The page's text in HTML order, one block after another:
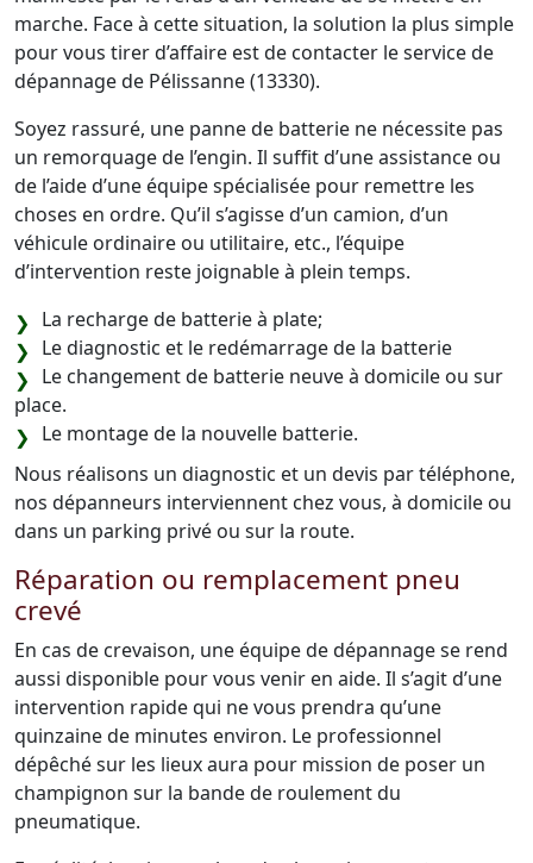
marche. Face à cette situation, la solution la plus simple
pour vous tirer d’affaire est de contacter le service de
dépannage de Pélissanne (13330).
Soyez rassuré, une panne de batterie ne nécessite pas
un remorquage de l’engin. Il suffit d’une assistance ou
de l’aide d’une équipe spécialisée pour remettre les
choses en ordre. Qu’il s’agisse d’un camion, d’un
véhicule ordinaire ou utilitaire, etc., l’équipe
d’intervention reste joignable à plein temps.
La recharge de batterie à plate;
Le diagnostic et le redémarrage de la batterie
Le changement de batterie neuve à domicile ou sur
place.
Le montage de la nouvelle batterie.
Nous réalisons un diagnostic et un devis par téléphone,
nos dépanneurs interviennent chez vous, à domicile ou
dans un parking privé ou sur la route.
Réparation ou remplacement pneu
crevé
En cas de crevaison, une équipe de dépannage se rend
aussi disponible pour vous venir en aide. Il s’agit d’une
intervention rapide qui ne vous prendra qu’une
quinzaine de minutes environ. Le professionnel
dépêché sur les lieux aura pour mission de poser un
champignon sur la bande de roulement du
pneumatique.